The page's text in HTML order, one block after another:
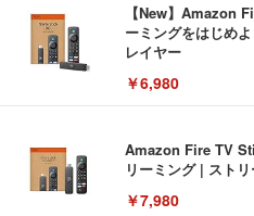
【New】Amazon
ーミングをはじめ
レイヤー
￥6,980
Amazon Fire TV
リーミング | スト
￥7,980